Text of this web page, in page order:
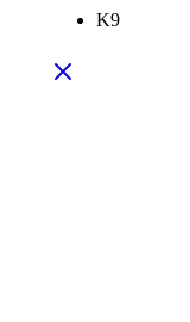
K9